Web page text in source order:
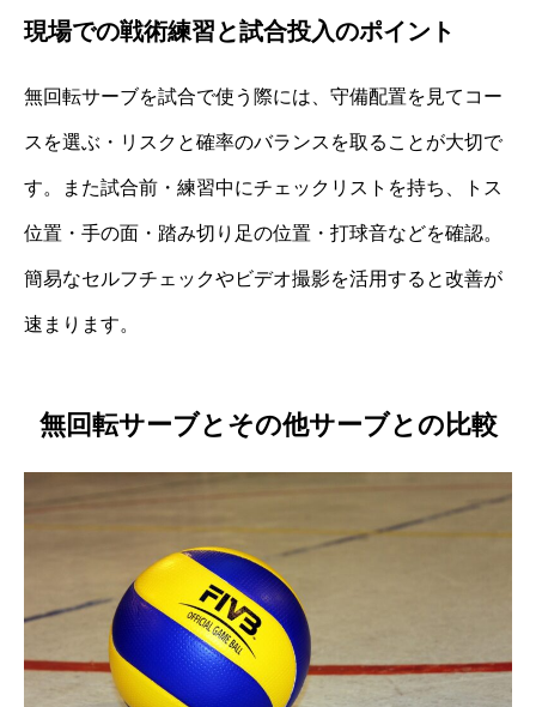
現場での戦術練習と試合投入のポイント
無回転サーブを試合で使う際には、守備配置を見てコー
スを選ぶ・リスクと確率のバランスを取ることが大切で
す。また試合前・練習中にチェックリストを持ち、トス
位置・手の面・踏み切り足の位置・打球音などを確認。
簡易なセルフチェックやビデオ撮影を活用すると改善が
速まります。
無回転サーブとその他サーブとの比較